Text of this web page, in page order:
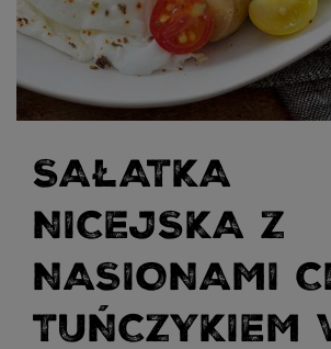
SAŁATKA
NICEJSKA Z
NASIONAMI
TUŃCZYKIEM